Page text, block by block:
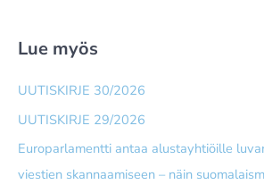
Lue myös
UUTISKIRJE 30/2026
UUTISKIRJE 29/2026
Europarlamentti antaa alusta­yhtiöille
viestien skannaamiseen – näin